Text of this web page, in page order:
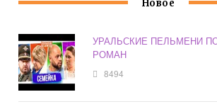
Новое
УРАЛЬСКИЕ ПЕЛЬМЕНИ
РОМАН
8494